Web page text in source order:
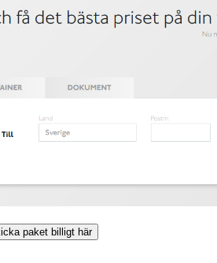
paket billigt här